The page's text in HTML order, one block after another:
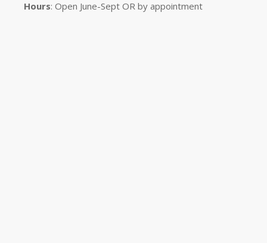
Hours: Open June-Sept OR by appointment